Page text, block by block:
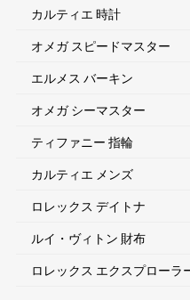
カルティエ 時計
オメガ スピードマスター
エルメス バーキン
オメガ シーマスター
ティファニー 指輪
カルティエ メンズ
ロレックス デイトナ
ルイ・ヴィトン 財布
ロレックス エクスプローラ